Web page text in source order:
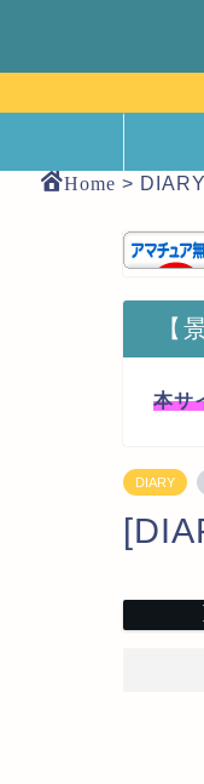
Home > DIARY
【
本サ
DIARY